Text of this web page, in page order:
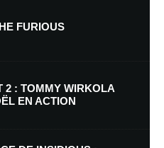
FURIOUS
2 : TOMMY WIRKOLA
EN ACTION